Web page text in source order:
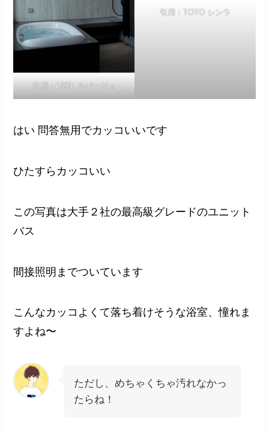
引用：LIXIL スパージュ
引用：TOTO シンラ
はい 問答無用でカッコいいです
ひたすらカッコいい
この写真は大手２社の最高級グレードのユニット
バス
間接照明までついています
こんなカッコよくて落ち着けそうな浴室、憧れま
すよね〜
ただし、めちゃくちゃ汚れなかっ
たらね！